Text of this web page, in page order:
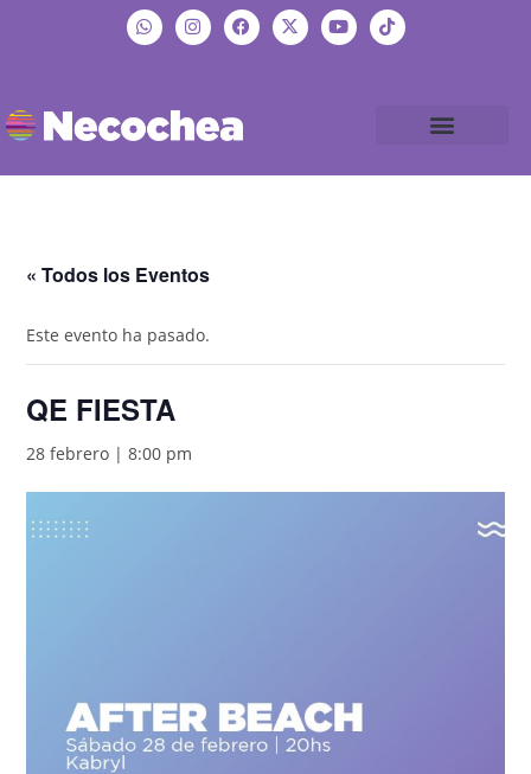
« Todos los Eventos
Este evento ha pasado.
QE FIESTA
28 febrero | 8:00 pm